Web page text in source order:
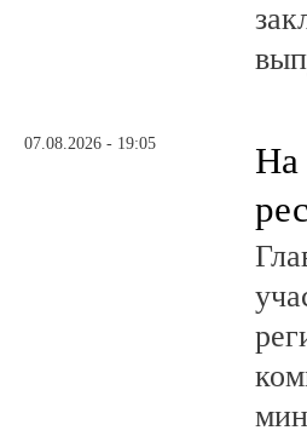
07.08.2026 - 19:05
На